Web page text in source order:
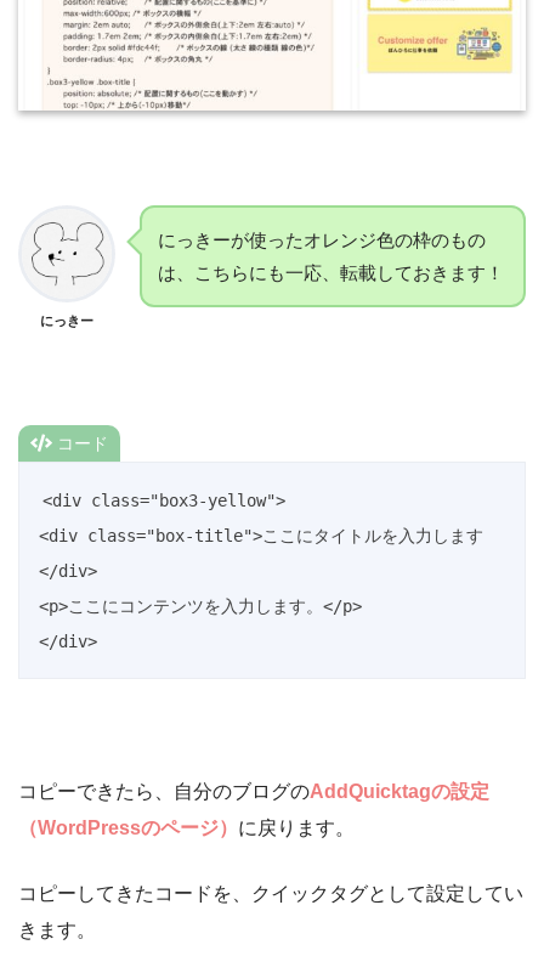
にっきー
にっきーが使ったオレンジ色の枠のもの
は、こちらにも一応、転載しておきます！
コード
<div class="box3-yellow">
<div class="box-title">ここにタイトルを入力します
</div>
<p>ここにコンテンツを入力します。</p>
</div>
コピーできたら、自分のブログのAddQuicktagの設定
（WordPressのページ） に戻ります。
コピーしてきたコードを、クイックタグとして設定してい
きます。